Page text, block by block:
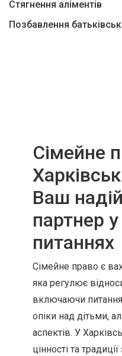
Стягнення аліментів
Позбавлення
Сімейне
Ваш
партнер
питаннях
Сімейне право є
яка регулює
включаючи
опіки над дітьми,
аспектів. У
цінності та